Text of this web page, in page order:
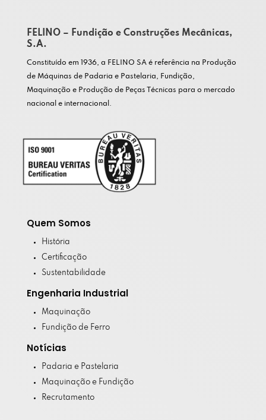
FELINO – Fundição e Construções Mecânicas,
S.A.
Constituído em 1936, a FELINO SA é referência na Produção
de Máquinas de Padaria e Pastelaria, Fundição,
Maquinação e Produção de Peças Técnicas para o mercado
nacional e internacional.
Quem Somos
História
Certificação
Sustentabilidade
Engenharia Industrial
Maquinação
Fundição de Ferro
Notícias
Padaria e Pastelaria
Maquinação e Fundição
Recrutamento